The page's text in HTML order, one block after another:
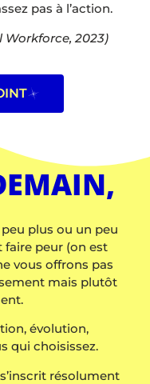
pas à l’action.
Workforce, 2023)
peu plus ou un peu
faire peur (on est
vous offrons pas
mais plutôt
évolution,
qui choisissez.
résolument